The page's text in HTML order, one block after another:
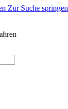
Zur Suche springen